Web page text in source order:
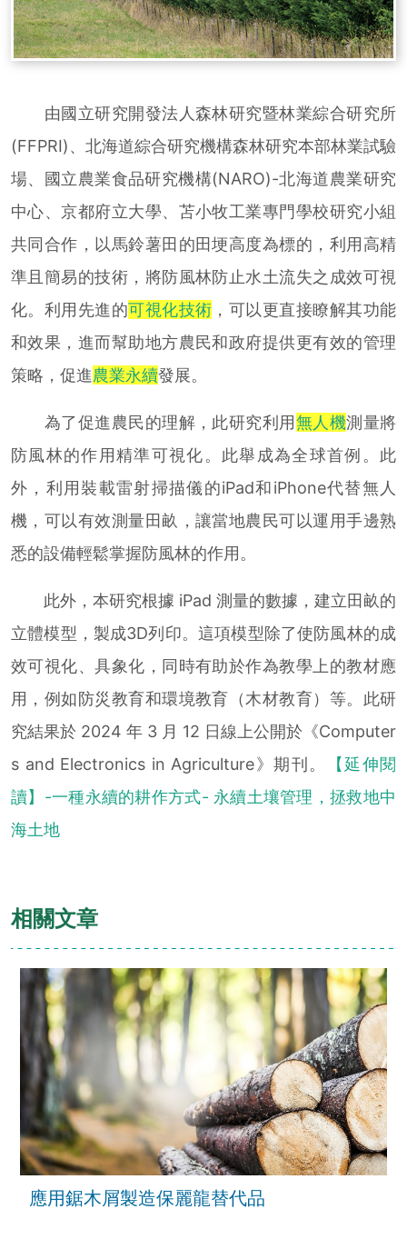
由國立研究開發法人森林研究暨林業綜合研究所
(FFPRI)、北海道綜合研究機構森林研究本部林業試驗
場、國立農業食品研究機構(NARO)-北海道農業研究
中心、京都府立大學、苫小牧工業專門學校研究小組
共同合作，以馬鈴薯田的田埂高度為標的，利用高精
準且簡易的技術，將防風林防止水土流失之成效可視
化。利用先進的可視化技術 ，可以更直接瞭解其功能
和效果，進而幫助地方農民和政府提供更有效的管理
策略，促進農業永續發展。
為了促進農民的理解，此研究利用無人機測量將
防風林的作用精準可視化。此舉成為全球首例。此
外，利用裝載雷射掃描儀的iPad和iPhone代替無人
機，可以有效測量田畝，讓當地農民可以運用手邊熟
悉的設備輕鬆掌握防風林的作用。
此外，本研究根據 iPad 測量的數據，建立田畝的
立體模型，製成3D列印。這項模型除了使防風林的成
效可視化、具象化，同時有助於作為教學上的教材應
用，例如防災教育和環境教育（木材教育）等。此研
究結果於 2024 年 3 月 12 日線上公開於《Computer
s and Electronics in Agriculture》期刊。
【延伸閱
讀】-一種永續的耕作方式- 永續土壤管理，拯救地中
海土地
相關文章
應用鋸木屑製造保麗龍替代品